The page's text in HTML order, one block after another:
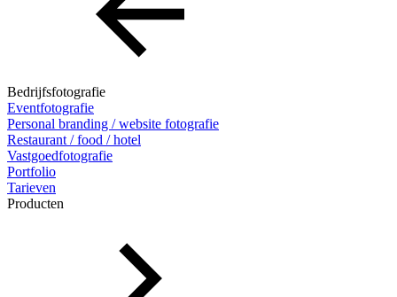
Bedrijfsfotografie
Eventfotografie
Personal branding / website fotografie
Restaurant / food / hotel
Vastgoedfotografie
Portfolio
Tarieven
Producten